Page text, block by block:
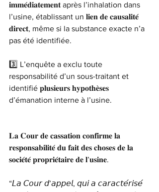
𝐢𝐦𝐦𝐞́𝐝𝐢𝐚𝐭𝐞𝐦𝐞𝐧𝐭 après l’inhalation dans
l’usine, établissant un 𝐥𝐢𝐞𝐧 𝐝𝐞 𝐜𝐚𝐮𝐬𝐚𝐥𝐢𝐭𝐞́
𝐝𝐢𝐫𝐞𝐜𝐭, même si la substance exacte n’a
pas été identifiée.
3️⃣ L’enquête a exclu toute
responsabilité d’un sous-traitant et
identifié 𝐩𝐥𝐮𝐬𝐢𝐞𝐮𝐫𝐬 𝐡𝐲𝐩𝐨𝐭𝐡𝐞̀𝐬𝐞𝐬
d’émanation interne à l’usine.
𝐋𝐚 𝐂𝐨𝐮𝐫 𝐝𝐞 𝐜𝐚𝐬𝐬𝐚𝐭𝐢𝐨𝐧 𝐜𝐨𝐧𝐟𝐢𝐫𝐦𝐞 𝐥𝐚
𝐫𝐞𝐬𝐩𝐨𝐧𝐬𝐚𝐛𝐢𝐥𝐢𝐭𝐞́ 𝐝𝐮 𝐟𝐚𝐢𝐭 𝐝𝐞𝐬 𝐜𝐡𝐨𝐬𝐞𝐬 𝐝𝐞 𝐥𝐚
𝐬𝐨𝐜𝐢𝐞́𝐭𝐞́ 𝐩𝐫𝐨𝐩𝐫𝐢𝐞́𝐭𝐚𝐢𝐫𝐞 𝐝𝐞 𝐥’𝐮𝐬𝐢𝐧𝐞.
“𝘓𝘢 𝘊𝘰𝘶𝘳 𝘥’𝘢𝘱𝘱𝘦𝘭, 𝘲𝘶𝘪 𝘢 𝘤𝘢𝘳𝘢𝘤𝘵𝘦́𝘳𝘪𝘴𝘦́